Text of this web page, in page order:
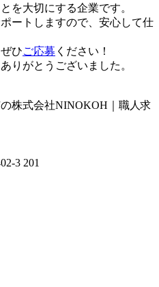
を大切にする企業です。
ートしますので、安心して仕
ひご応募 ください！
りがとうございました。
株式会社NINOKOH｜職人求
3 201